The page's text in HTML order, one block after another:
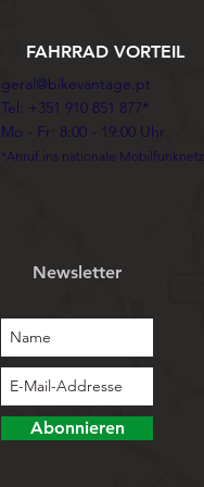
FAHRRAD VORTEIL
geral@bikevantage.pt
Tel: +351 910 851 877*
Mo - Fr: 8:00 - 19:00 Uhr
*Anruf ins nationale Mobilfunknetz
Newsletter
Abonnieren